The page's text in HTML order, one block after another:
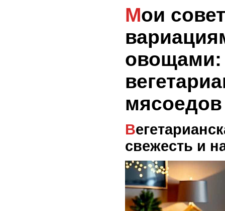
Мои советы по
овощами:
мясоедов
Вегетарианская запеканка:
свежесть и